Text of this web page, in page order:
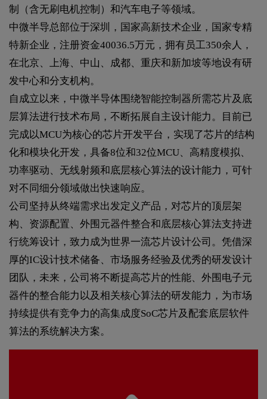
制（含无刷电机控制）和汽车电子等领域。
中微半导总部位于深圳，国家高新技术企业，国家专精
特新企业，注册资金40036.5万元，拥有员工350余人，
在北京、上海、中山、成都、重庆和新加坡等地设有研
发中心和分支机构。
自成立以来，中微半导体围绕智能控制器所需芯片及底
层算法进行技术布局，不断拓展自主设计能力。目前已
完成以MCU为核心的芯片开发平台，实现了芯片的结构
化和模块化开发，具备8位和32位MCU、高精度模拟、
功率驱动、无线射频和底层核心算法的设计能力，可针
对不同细分领域做出快速响应。
公司坚持从终端需求出发定义产品，对芯片的顶层架
构、资源配置、外围元器件整合和底层核心算法支持进
行统筹设计，致力成为世界一流芯片设计公司。凭借深
厚的IC设计技术储备、市场服务经验及优秀的研发设计
团队，未来，公司将不断提高芯片的性能、外围电子元
器件的整合能力以及相关核心算法的研发能力，为市场
持续提供有竞争力的高集成度SoC芯片及配套底层软件
算法的系统解决方案。